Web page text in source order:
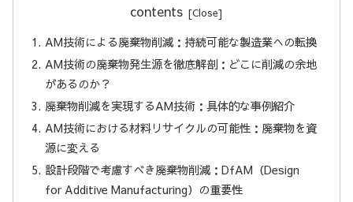
contents
AM技術による廃棄物削減：持続可能な製造業への転換
AM技術の廃棄物発生源を徹底解剖：どこに削減の余地
があるのか？
廃棄物削減を実現するAM技術：具体的な事例紹介
AM技術における材料リサイクルの可能性：廃棄物を資
源に変える
設計段階で考慮すべき廃棄物削減：DfAM（Design
for Additive Manufacturing）の重要性